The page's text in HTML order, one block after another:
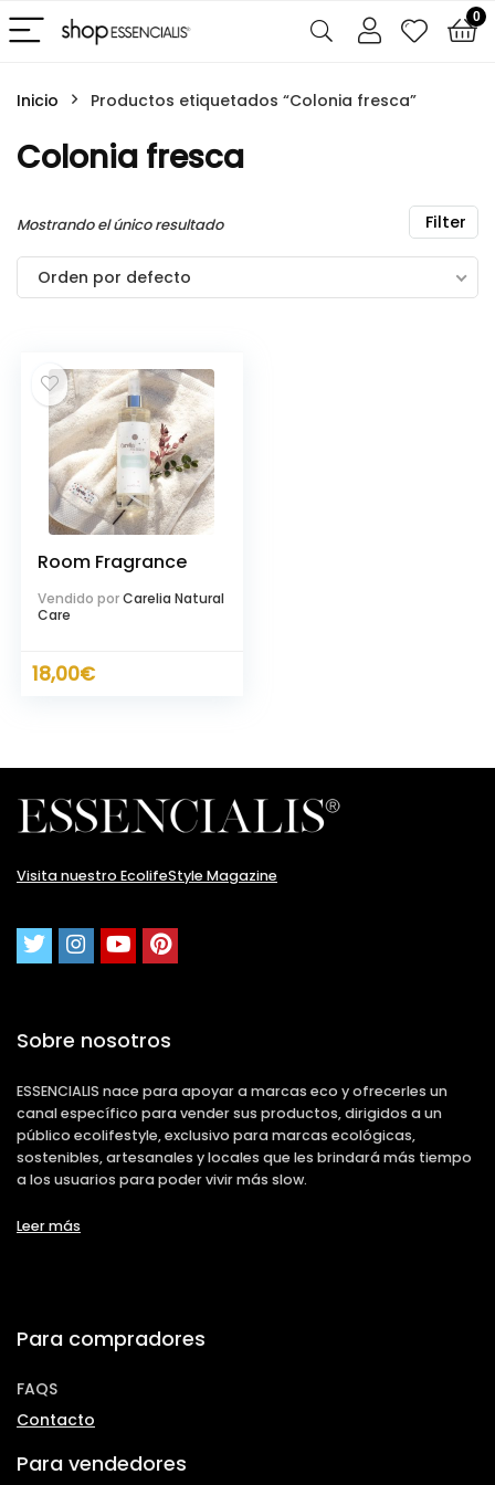
0
Inicio Productos etiquetados “Colonia fresca”
Colonia fresca
Filter
Mostrando el único resultado
Orden por defecto
Room Fragrance
Vendido porCarelia Natural
Care
18,00€
Visita nuestro EcolifeStyle Magazine
Sobre nosotros
ESSENCIALIS nace para apoyar a marcas eco y ofrecerles un
canal específico para vender sus productos, dirigidos a un
público ecolifestyle, exclusivo para marcas ecológicas,
sostenibles, artesanales y locales que les brindará más tiempo
a los usuarios para poder vivir más slow.
Leer más
Para compradores
FAQS
Contacto
Para vendedores